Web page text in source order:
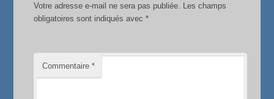
Votre adresse e-mail ne sera pas publiée. Les champs
obligatoires sont indiqués avec*
Commentaire*